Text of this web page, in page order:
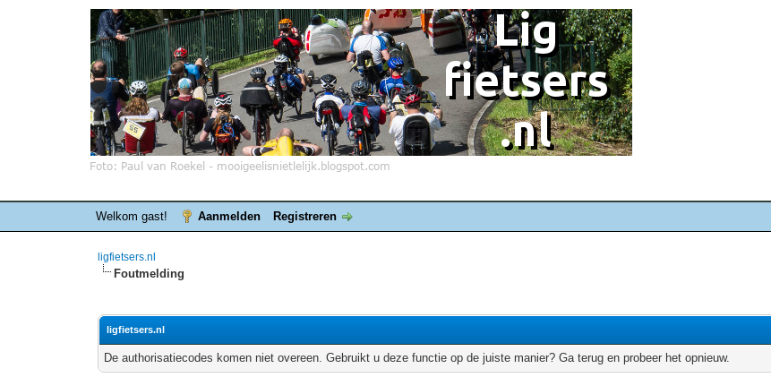
Welkom gast! Aanmelden Registreren
ligfietsers.nl
Foutmelding
ligfietsers.nl
De authorisatiecodes komen niet overeen. Gebruikt u deze functie op de juiste manier? Ga terug en probeer het opnieuw.